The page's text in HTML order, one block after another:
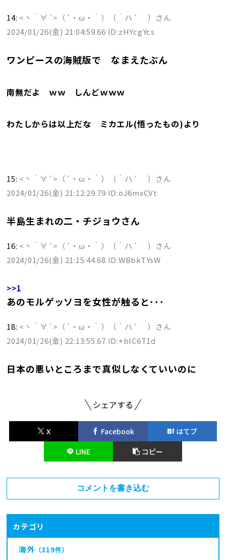
14: <丶｀∀´>（´・ω・｀）（｀ハ´ ）さん
2024/01/26(金) 21:04:59.66 ID:zHYcgYcs
ワンピースの海賊版で なまえたぶん
南無だよ ｗｗ しんどｗｗｗ
わたしからは以上だな ミカエル(悟ったもの)より
15: <丶｀∀´>（´・ω・｀）（｀ハ´ ）さん
2024/01/26(金) 21:12:29.79 ID:oJ6mxCVt
半島生まれの二・チジョウさん
16: <丶｀∀´>（´・ω・｀）（｀ハ´ ）さん
2024/01/26(金) 21:15:44.68 ID:WBbkTYsW
>>1
あのモルゲッソヨを女性が触ると･･･
18: <丶｀∀´>（´・ω・｀）（｀ハ´ ）さん
2024/01/26(金) 22:13:55.67 ID:+blC6T1d
日本の悪いところまで真似しなくていいのに
シェアする
X Facebook
はてブ
LINE
コピー
コメントを書き込む
カテゴリ
海外 （319件）